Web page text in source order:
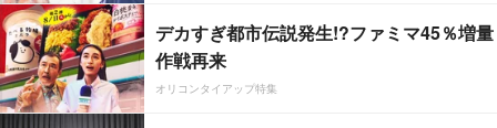
デカすぎ都市伝説発生!?ファミマ45％増量
作戦再来
オリコンタイアップ特集